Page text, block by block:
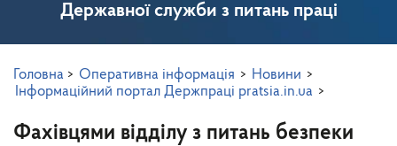
Державної служби з питань праці
Головна > Оперативна інформація > Новини >
Інформаційний портал Держпраці pratsia.in.ua >
Фахівцями відділу з питань безпеки